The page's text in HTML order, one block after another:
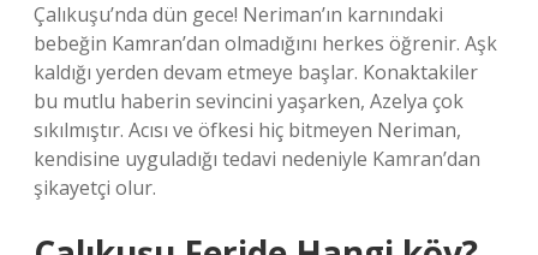
Çalıkuşu’nda dün gece! Neriman’ın karnındaki
bebeğin Kamran’dan olmadığını herkes öğrenir. Aşk
kaldığı yerden devam etmeye başlar. Konaktakiler
bu mutlu haberin sevincini yaşarken, Azelya çok
sıkılmıştır. Acısı ve öfkesi hiç bitmeyen Neriman,
kendisine uyguladığı tedavi nedeniyle Kamran’dan
şikayetçi olur.